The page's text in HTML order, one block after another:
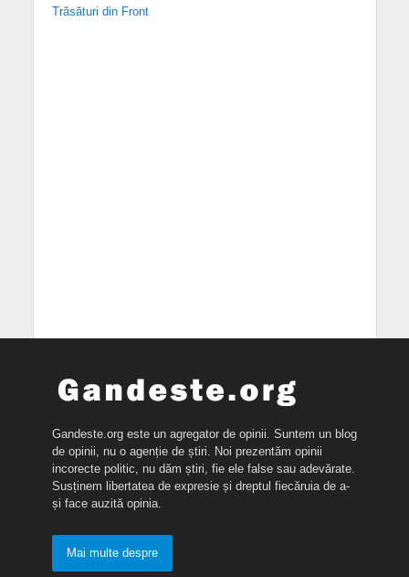
Trăsături din Front
Gandeste.org este un agregator de opinii. Suntem un blog
de opinii, nu o agenție de știri. Noi prezentăm opinii
incorecte politic, nu dăm știri, fie ele false sau adevărate.
Susținem libertatea de expresie și dreptul fiecăruia de a-
și face auzită opinia.
Mai multe despre